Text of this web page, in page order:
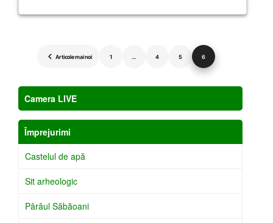
Paginație
Articole mai noi 1 … 4 5 6
Camera LIVE
Împrejurimi
Castelul de apă
Sit arheologic
Pârâul Săbăoani